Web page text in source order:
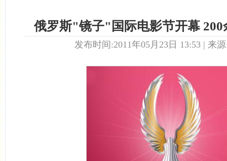
俄罗斯"镜子"国际电影节开幕 200
发布时间:2011年05月23日 13:53 | 来